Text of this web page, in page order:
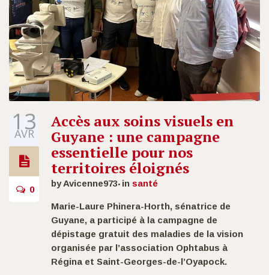
13
AVR
0
Accès aux soins visuels en
Guyane : une campagne
essentielle pour nos
territoires éloignés
by Avicenne973 in santé
Marie-Laure Phinera-Horth, sénatrice de
Guyane, a participé à la campagne de
dépistage gratuit des maladies de la vision
organisée par l’association Ophtabus à
Régina et Saint-Georges-de-l’Oyapock.